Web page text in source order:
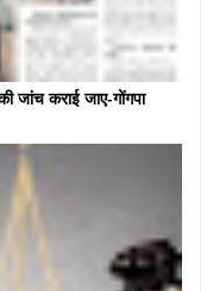
जांच कराई जाए-गोंगपा